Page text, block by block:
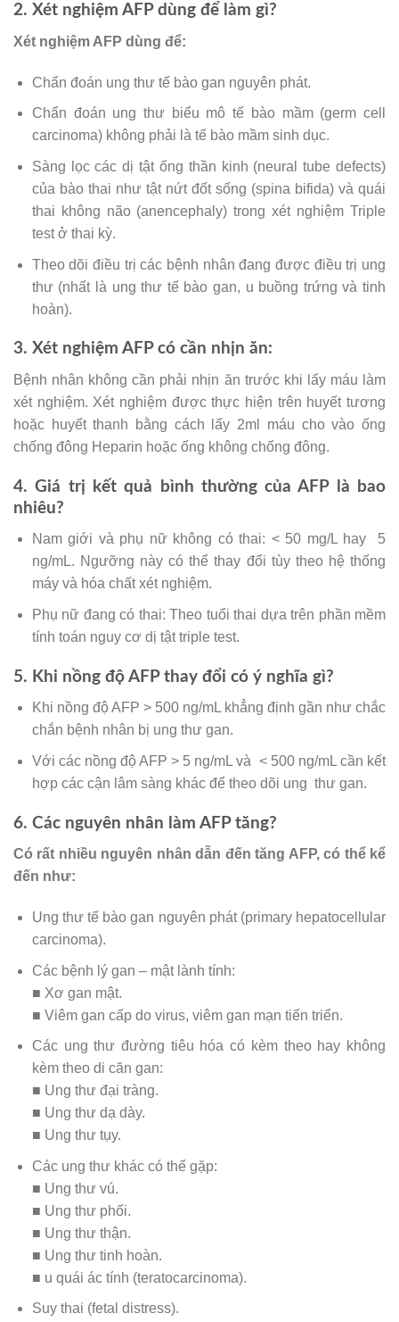
2. Xét nghiệm AFP dùng để làm gì?
Xét nghiệm AFP dùng để:
Chẩn đoán ung thư tế bào gan nguyên phát.
Chẩn đoán ung thư biểu mô tế bào mầm (germ cell
carcinoma) không phải là tế bào mầm sinh dục.
Sàng lọc các dị tật ống thần kinh (neural tube defects)
của bào thai như tật nứt đốt sống (spina bifida) và quái
thai không não (anencephaly) trong xét nghiệm Triple
test ở thai kỳ.
Theo dõi điều trị các bệnh nhân đang được điều trị ung
thư (nhất là ung thư tế bào gan, u buồng trứng và tinh
hoàn).
3. Xét nghiệm AFP có cần nhịn ăn:
Bệnh nhân không cần phải nhịn ăn trước khi lấy máu làm
xét nghiệm. Xét nghiệm được thực hiện trên huyết tương
hoặc huyết thanh bằng cách lấy 2ml máu cho vào ống
chống đông Heparin hoặc ống không chống đông.
4. Giá trị kết quả bình thường của AFP là bao
nhiêu?
Nam giới và phụ nữ không có thai: < 50 mg/L hay 5
ng/mL. Ngưỡng này có thể thay đổi tùy theo hệ thống
máy và hóa chất xét nghiệm.
Phụ nữ đang có thai: Theo tuổi thai dựa trên phần mềm
tính toán nguy cơ dị tật triple test.
5. Khi nồng độ AFP thay đổi có ý nghĩa gì?
Khi nồng độ AFP > 500 ng/mL khẳng định gần như chắc
chắn bệnh nhân bị ung thư gan.
Với các nồng độ AFP > 5 ng/mL và < 500 ng/mL cần kết
hợp các cận lâm sàng khác để theo dõi ung thư gan.
6. Các nguyên nhân làm AFP tăng?
Có rất nhiều nguyên nhân dẫn đến tăng AFP, có thể kể
đến như:
Ung thư tế bào gan nguyên phát (primary hepatocellular
carcinoma).
Các bệnh lý gan – mật lành tính:
■ Xơ gan mật.
■ Viêm gan cấp do virus, viêm gan mạn tiến triển.
Các ung thư đường tiêu hóa có kèm theo hay không
kèm theo di căn gan:
■ Ung thư đại tràng.
■ Ung thư dạ dày.
■ Ung thư tụy.
Các ung thư khác có thể gặp:
■ Ung thư vú.
■ Ung thư phối.
■ Ung thư thận.
■ Ung thư tinh hoàn.
■ u quái ác tính (teratocarcinoma).
Suy thai (fetal distress).